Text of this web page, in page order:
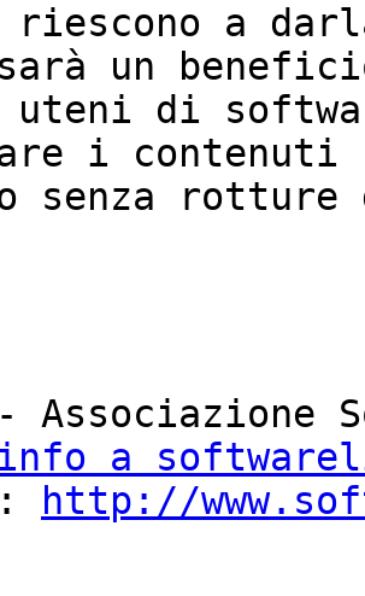
riescono a
un
di
i contenuti
senza
Associazione
a
http://